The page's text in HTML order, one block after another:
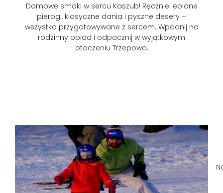
Domowe smaki w sercu Kaszub! Ręcznie lepione
pierogi, klasyczne dania i pyszne desery –
wszystko przygotowywane z sercem. Wpadnij na
rodzinny obiad i odpocznij w wyjątkowym
otoczeniu Trzepowa.